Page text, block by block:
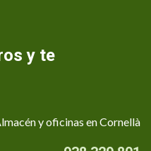
y te
y oficinas en Cornellà